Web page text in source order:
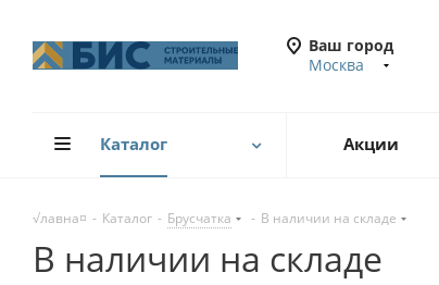
Ваш город
Москва
Каталог Акции
√лавна¤ - Каталог - Брусчатка - В наличии на складе
В наличии на складе